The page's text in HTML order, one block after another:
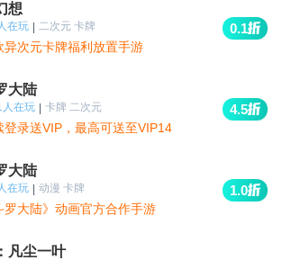
想
在玩 | 二次元 卡牌
异次元卡牌福利放置手游
0.1
大陆
在玩 | 卡牌 二次元
登录送VIP，最高可送至VIP14
4.5
大陆
在玩 | 动漫 卡牌
罗大陆》动画官方合作手游
1.0
凡尘一叶